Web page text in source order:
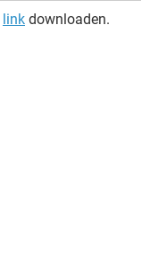
link downloaden.